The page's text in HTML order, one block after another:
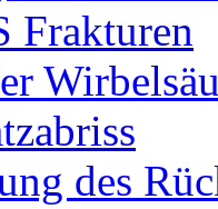
Frakturen
des